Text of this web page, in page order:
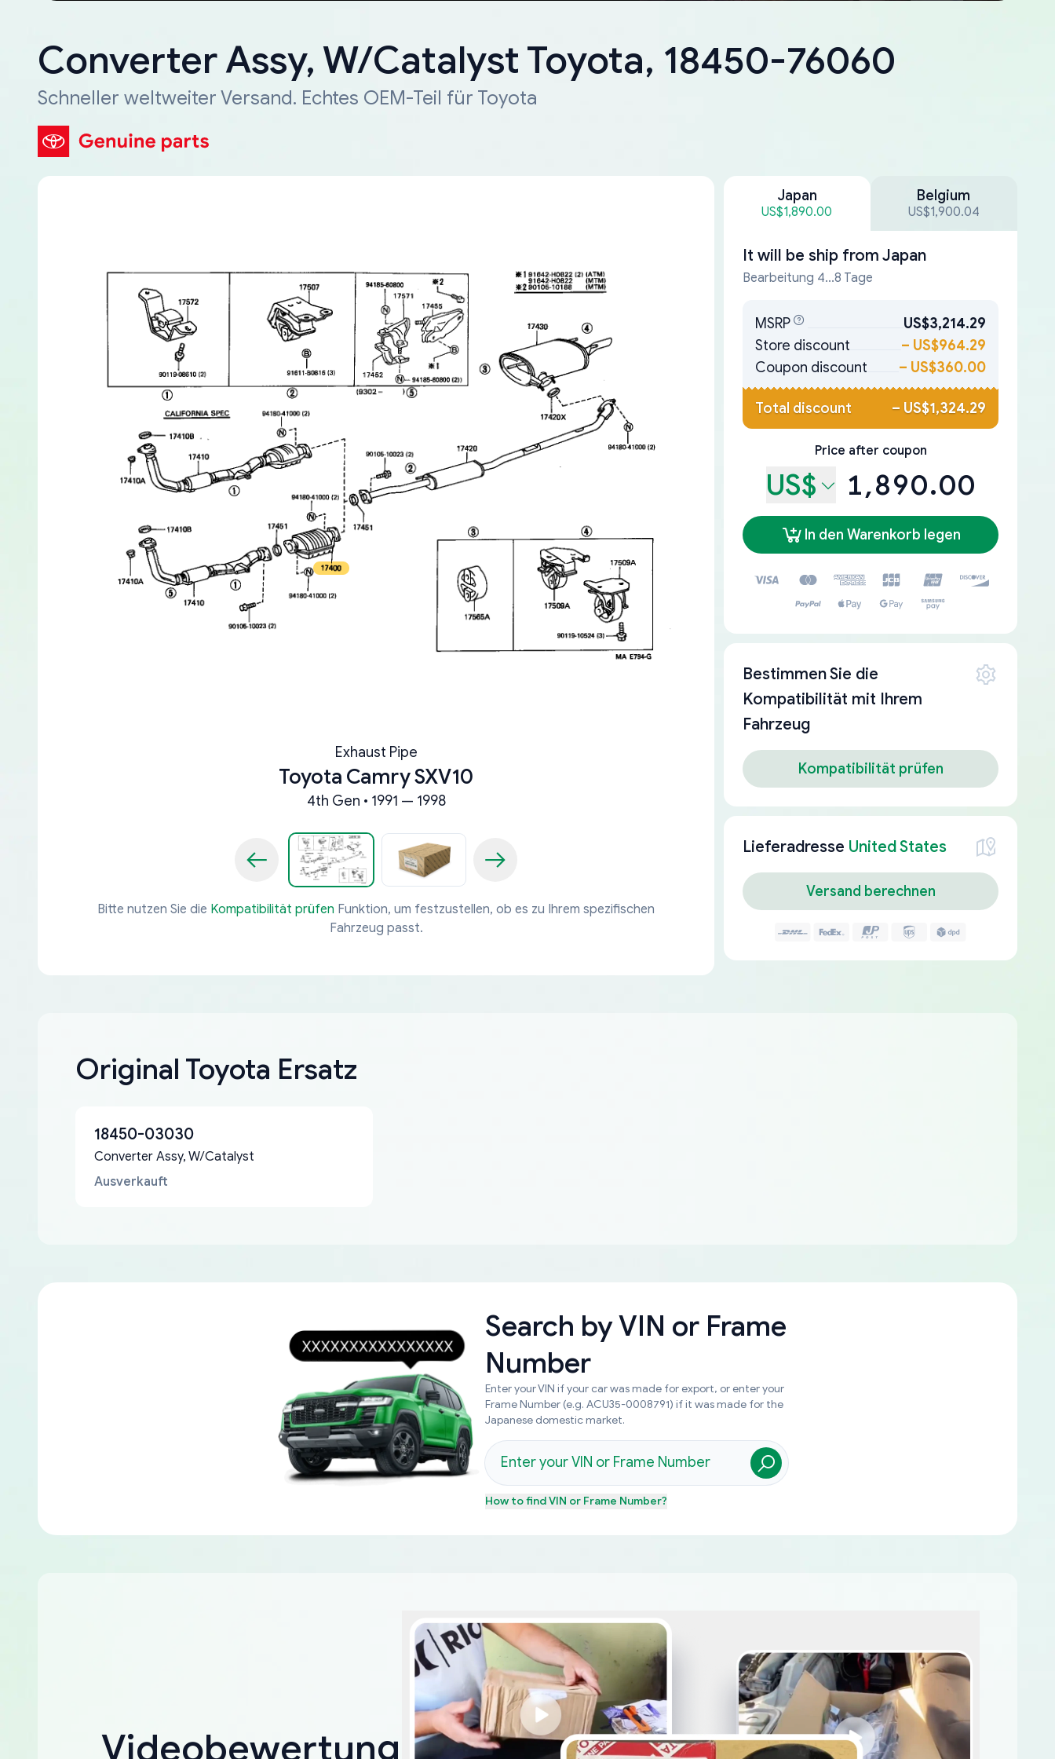
Converter Assy, W/Catalyst Toyota, 18450-76060
Schneller weltweiter Versand. Echtes OEM-Teil für Toyota
Exhaust Pipe
Toyota Camry SXV10
4th Gen • 1991 — 1998
Bitte nutzen Sie die Kompatibilität prüfen Funktion, um festzustellen, ob es zu Ihrem spezifischen
Fahrzeug passt.
Japan
US$1,890.00
Belgium
US$1,900.04
It will be ship from Japan
Bearbeitung 4...8 Tage
MSRP
US$3,214.29
Store discount
– US$964.29
Coupon discount
– US$360.00
Total discount – US$1,324.29
Price after coupon
US$ 1,890.00
In den Warenkorb legen
Bestimmen Sie die
Kompatibilität mit Ihrem
Fahrzeug
Kompatibilität prüfen
Lieferadresse United States
Versand berechnen
Original Toyota Ersatz
18450-03030
Converter Assy, W/Catalyst
Ausverkauft
Search byVIN or Frame
Number
Enter your VIN if your car was made for export, or enter your
Frame Number (e.g. ACU35-0008791) if it was made for the
Japanese domestic market.
How to findVIN or Frame Number?
Videobewertungen